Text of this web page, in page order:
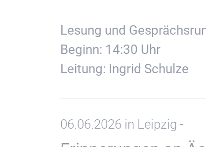
Lesung und
Beginn: 14:30 Uhr
Leitung: Ingrid Schulze
06.06.2026 in Leipzig -